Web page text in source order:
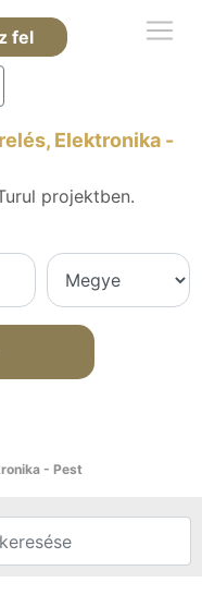
fel
Elektronika -
projektben.
- Pest